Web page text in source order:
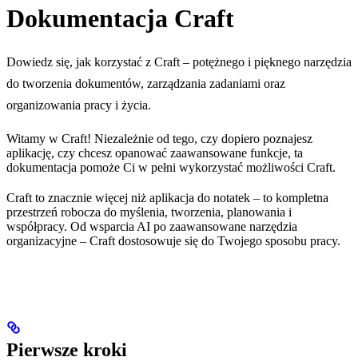
Dokumentacja Craft
Dowiedz się, jak korzystać z Craft – potężnego i pięknego narzędzia
do tworzenia dokumentów, zarządzania zadaniami oraz
organizowania pracy i życia.
Witamy w Craft! Niezależnie od tego, czy dopiero poznajesz
aplikację, czy chcesz opanować zaawansowane funkcje, ta
dokumentacja pomoże Ci w pełni wykorzystać możliwości Craft.
Craft to znacznie więcej niż aplikacja do notatek – to kompletna
przestrzeń robocza do myślenia, tworzenia, planowania i
współpracy. Od wsparcia AI po zaawansowane narzędzia
organizacyjne – Craft dostosowuje się do Twojego sposobu pracy.
Pierwsze kroki